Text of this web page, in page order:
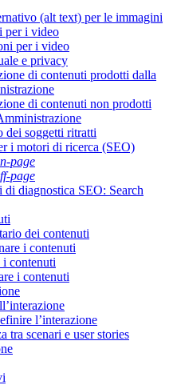
(alt text) per le immagini
per i video
per i video
e privacy
di contenuti prodotti dalla
di contenuti non prodotti
dei soggetti ritratti
i motori di ricerca (SEO)
page
page
di diagnostica SEO: Search
dei contenuti
i contenuti
contenuti
i contenuti
l’interazione
tra scenari e user stories